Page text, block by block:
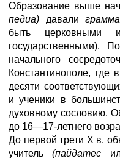
Образование выше
педиа) давали
быть церковными
государственными).
начального
Константинополе,
десяти
и ученики в
духовному сословию.
до 16—17-летнего
До первой трети X в.
учитель(пайдатес